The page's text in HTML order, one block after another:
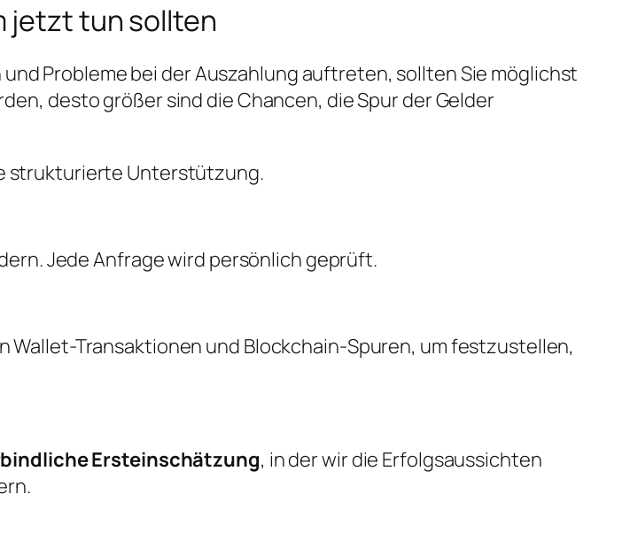
jetzt tun sollten
Probleme bei der Auszahlung auftreten, sollten Sie möglichst
desto größer sind die Chancen, die Spur der Gelder
strukturierte Unterstützung.
Jede Anfrage wird persönlich geprüft.
Wallet-Transaktionen und Blockchain-Spuren, um festzustellen,
Ersteinschätzung, in der wir die Erfolgsaussichten